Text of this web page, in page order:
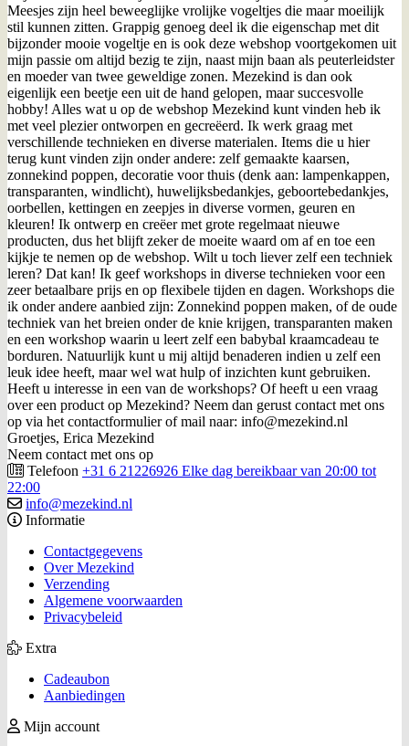
Meesjes zijn heel beweeglijke vrolijke vogeltjes die maar moeilijk
stil kunnen zitten. Grappig genoeg deel ik die eigenschap met dit
bijzonder mooie vogeltje en is ook deze webshop voortgekomen uit
mijn passie om altijd bezig te zijn, naast mijn baan als peuterleidster
en moeder van twee geweldige zonen. Mezekind is dan ook
eigenlijk een beetje een uit de hand gelopen, maar succesvolle
hobby! Alles wat u op de webshop Mezekind kunt vinden heb ik
met veel plezier ontworpen en gecreëerd. Ik werk graag met
verschillende technieken en diverse materialen. Items die u hier
terug kunt vinden zijn onder andere: zelf gemaakte kaarsen,
zonnekind poppen, decoratie voor thuis (denk aan: lampenkappen,
transparanten, windlicht), huwelijksbedankjes, geboortebedankjes,
oorbellen, kettingen en zeepjes in diverse vormen, geuren en
kleuren! Ik ontwerp en creëer met grote regelmaat nieuwe
producten, dus het blijft zeker de moeite waard om af en toe een
kijkje te nemen op de webshop. Wilt u toch liever zelf een techniek
leren? Dat kan! Ik geef workshops in diverse technieken voor een
zeer betaalbare prijs en op flexibele tijden en dagen. Workshops die
ik onder andere aanbied zijn: Zonnekind poppen maken, of de oude
techniek van het breien onder de knie krijgen, transparanten maken
en een workshop waarin u leert zelf een babybal kraamcadeau te
borduren. Natuurlijk kunt u mij altijd benaderen indien u zelf een
leuk idee heeft, maar wel wat hulp of inzichten kunt gebruiken.
Heeft u interesse in een van de workshops? Of heeft u een vraag
over een product op Mezekind? Neem dan gerust contact met ons
op via het contactformulier of mail naar: info@mezekind.nl
Groetjes, Erica Mezekind
Neem contact met ons op
Telefoon +31 6 21226926 Elke dag bereikbaar van 20:00 tot
22:00
info@mezekind.nl
Informatie
Contactgegevens
Over Mezekind
Verzending
Algemene voorwaarden
Privacybeleid
Extra
Cadeaubon
Aanbiedingen
Mijn account